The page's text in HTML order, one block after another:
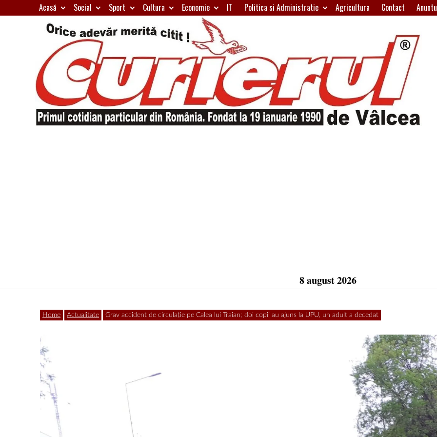
to
Acasă Social Sport Cultura Economie IT Politica si Administratie Agricultura Contact
8 august 2026
Home Actualitate Grav accident de circulație pe Calea lui Traian; doi copii au ajuns la UPU, un adult a decedat